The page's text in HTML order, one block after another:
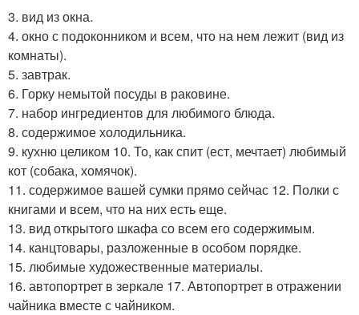
3. вид из окна.
4. окно с подоконником и всем, что на нем лежит (вид из
комнаты).
5. завтрак.
6. Горку немытой посуды в раковине.
7. набор ингредиентов для любимого блюда.
8. содержимое холодильника.
9. кухню целиком 10. То, как спит (ест, мечтает) любимый
кот (собака, хомячок).
11. содержимое вашей сумки прямо сейчас 12. Полки с
книгами и всем, что на них есть еще.
13. вид открытого шкафа со всем его содержимым.
14. канцтовары, разложенные в особом порядке.
15. любимые художественные материалы.
16. автопортрет в зеркале 17. Автопортрет в отражении
чайника вместе с чайником.